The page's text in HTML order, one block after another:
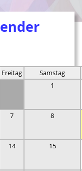
Freitag
Samstag
1
7 8
14 15